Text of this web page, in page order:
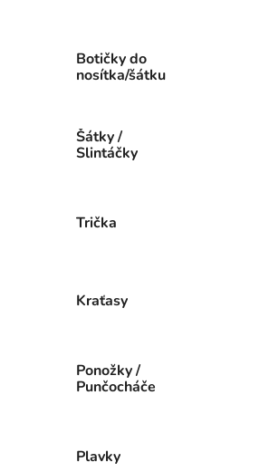
Botičky do
nosítka/šátku
Šátky /
Slintáčky
Trička
Kraťasy
Ponožky /
Punčocháče
Plavky